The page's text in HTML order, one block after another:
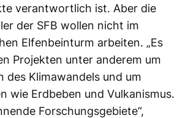
verantwortlich ist. Aber die
der SFB wollen nicht im
Elfenbeinturm arbeiten. „Es
Projekten unter anderem um
des Klimawandels und um
wie Erdbeben und Vulkanismus.
Forschungsgebiete“,